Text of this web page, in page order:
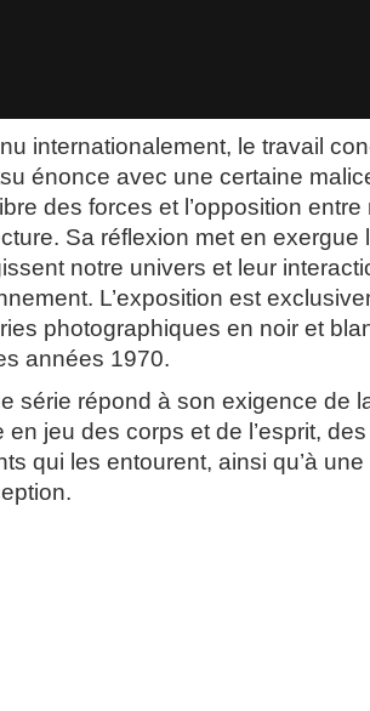
internationalement, le travail
énonce avec une certaine
des forces et l’opposition
Sa réflexion met en exergue
notre univers et leur
L’exposition est
photographiques en noir et
années 1970.
série répond à son exigence de
en jeu des corps et de l’esprit,
qui les entourent, ainsi qu’à